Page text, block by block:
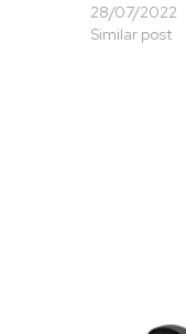
28/07/2022
Similar post